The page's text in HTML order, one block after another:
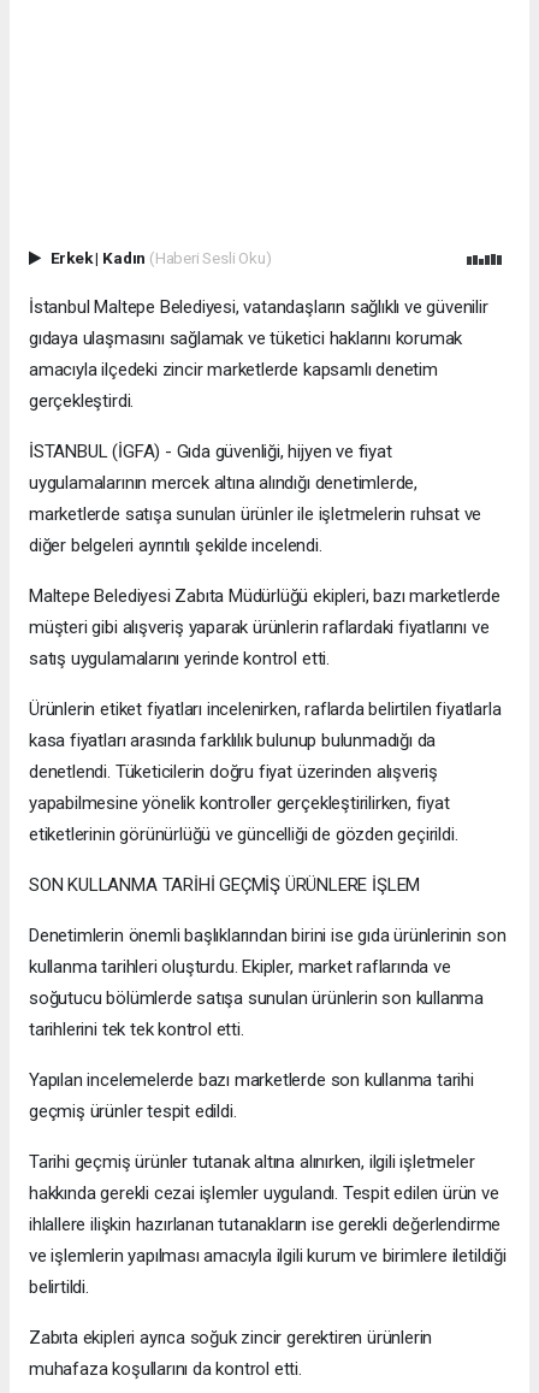
Erkek| Kadın (Haberi Sesli Oku)
İstanbul Maltepe Belediyesi, vatandaşların sağlıklı ve güvenilir
gıdaya ulaşmasını sağlamak ve tüketici haklarını korumak
amacıyla ilçedeki zincir marketlerde kapsamlı denetim
gerçekleştirdi.
İSTANBUL (İGFA) - Gıda güvenliği, hijyen ve fiyat
uygulamalarının mercek altına alındığı denetimlerde,
marketlerde satışa sunulan ürünler ile işletmelerin ruhsat ve
diğer belgeleri ayrıntılı şekilde incelendi.
Maltepe Belediyesi Zabıta Müdürlüğü ekipleri, bazı marketlerde
müşteri gibi alışveriş yaparak ürünlerin raflardaki fiyatlarını ve
satış uygulamalarını yerinde kontrol etti.
Ürünlerin etiket fiyatları incelenirken, raflarda belirtilen fiyatlarla
kasa fiyatları arasında farklılık bulunup bulunmadığı da
denetlendi. Tüketicilerin doğru fiyat üzerinden alışveriş
yapabilmesine yönelik kontroller gerçekleştirilirken, fiyat
etiketlerinin görünürlüğü ve güncelliği de gözden geçirildi.
SON KULLANMA TARİHİ GEÇMİŞ ÜRÜNLERE İŞLEM
Denetimlerin önemli başlıklarından birini ise gıda ürünlerinin son
kullanma tarihleri oluşturdu. Ekipler, market raflarında ve
soğutucu bölümlerde satışa sunulan ürünlerin son kullanma
tarihlerini tek tek kontrol etti.
Yapılan incelemelerde bazı marketlerde son kullanma tarihi
geçmiş ürünler tespit edildi.
Tarihi geçmiş ürünler tutanak altına alınırken, ilgili işletmeler
hakkında gerekli cezai işlemler uygulandı. Tespit edilen ürün ve
ihlallere ilişkin hazırlanan tutanakların ise gerekli değerlendirme
ve işlemlerin yapılması amacıyla ilgili kurum ve birimlere iletildiği
belirtildi.
Zabıta ekipleri ayrıca soğuk zincir gerektiren ürünlerin
muhafaza koşullarını da kontrol etti.